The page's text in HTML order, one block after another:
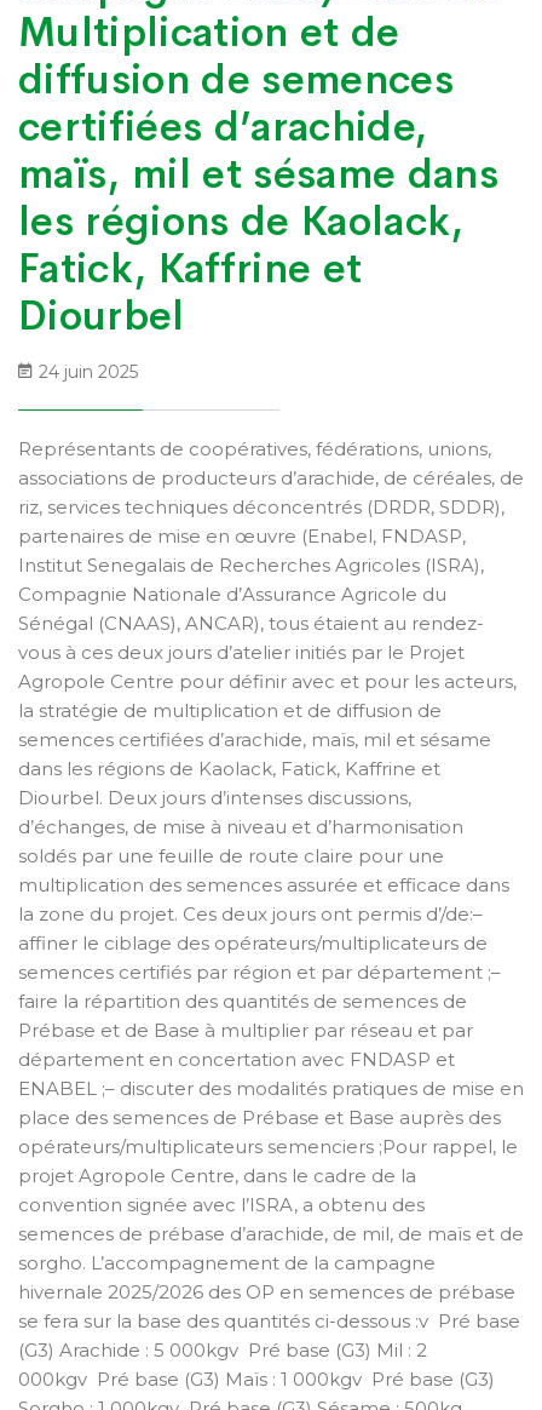
Multiplication et de
diffusion de semences
certifiées d’arachide,
maïs, mil et sésame dans
les régions de Kaolack,
Fatick, Kaffrine et
Diourbel
24 juin 2025
Représentants de coopératives, fédérations, unions,
associations de producteurs d’arachide, de céréales, de
riz, services techniques déconcentrés (DRDR, SDDR),
partenaires de mise en œuvre (Enabel, FNDASP,
Institut Senegalais de Recherches Agricoles (ISRA),
Compagnie Nationale d’Assurance Agricole du
Sénégal (CNAAS), ANCAR), tous étaient au rendez-
vous à ces deux jours d’atelier initiés par le Projet
Agropole Centre pour définir avec et pour les acteurs,
la stratégie de multiplication et de diffusion de
semences certifiées d’arachide, maïs, mil et sésame
dans les régions de Kaolack, Fatick, Kaffrine et
Diourbel. Deux jours d’intenses discussions,
d’échanges, de mise à niveau et d’harmonisation
soldés par une feuille de route claire pour une
multiplication des semences assurée et efficace dans
la zone du projet. Ces deux jours ont permis d’/de:–
affiner le ciblage des opérateurs/multiplicateurs de
semences certifiés par région et par département ;–
faire la répartition des quantités de semences de
Prébase et de Base à multiplier par réseau et par
département en concertation avec FNDASP et
ENABEL ;– discuter des modalités pratiques de mise en
place des semences de Prébase et Base auprès des
opérateurs/multiplicateurs semenciers ;Pour rappel, le
projet Agropole Centre, dans le cadre de la
convention signée avec l’ISRA, a obtenu des
semences de prébase d’arachide, de mil, de maïs et de
sorgho. L’accompagnement de la campagne
hivernale 2025/2026 des OP en semences de prébase
se fera sur la base des quantités ci-dessous :v Pré base
(G3) Arachide : 5 000kgv Pré base (G3) Mil : 2
000kgv Pré base (G3) Maïs : 1 000kgv Pré base (G3)